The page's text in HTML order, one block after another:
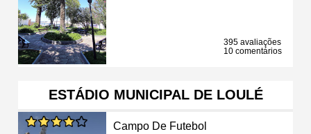
395 avaliações
10 comentários
ESTÁDIO MUNICIPAL DE LOULÉ
Campo De Futebol